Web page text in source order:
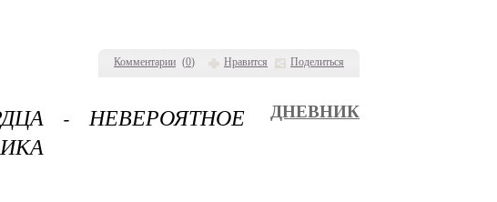
Комментарии (0) Нравится Поделиться
- НЕВЕРОЯТНОЕ
ДНЕВНИК